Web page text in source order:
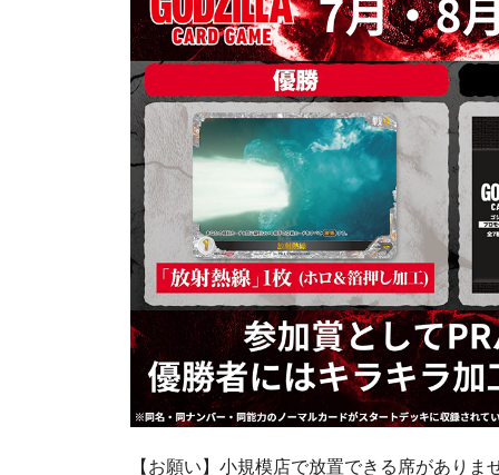
【お願い】小規模店で放置できる席があり